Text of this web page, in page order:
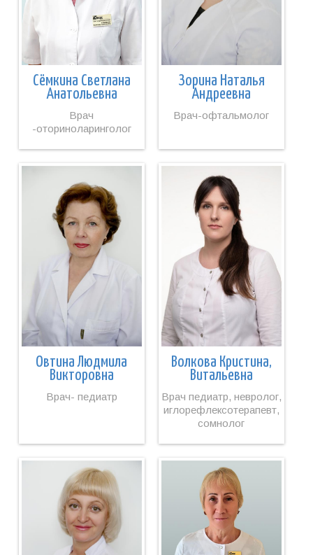
Сёмкина Светлана
Анатольевна
Врач
-оториноларинголог
Зорина Наталья
Андреевна
Врач-офтальмолог
Овтина Людмила
Викторовна
Врач- педиатр
Волкова Кристина,
Витальевна
Врач педиатр, невролог,
иглорефлексотерапевт,
сомнолог